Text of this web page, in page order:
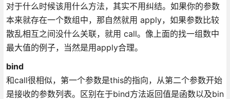
对于什么时候该用什么方法，其实不用纠结。如果你的参数
本来就存在一个数组中，那自然就用 apply，如果参数比较
散乱相互之间没什么关联，就用 call。像上面的找一组数中
最大值的例子，当然是用apply合理。
bind
和call很相似，第一个参数是this的指向，从第二个参数开始
是接收的参数列表。区别在于bind方法返回值是函数以及bin